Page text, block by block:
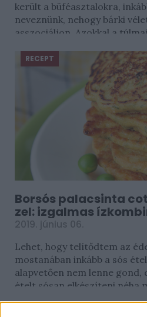
került a büféasztalokra,
neveznünk, nehogy bárki
asszociáljon. Azokkal a
RECEPT
Borsós palacsinta
zel: izgalmas
2019. június 06.
Lehet, hogy telítődtem az
mostanában inkább a sós
alapvetően nem lenne gond,
ételt sósan elkészíteni néha